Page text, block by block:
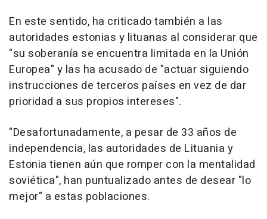
En este sentido, ha criticado también a las
autoridades estonias y lituanas al considerar que
"su soberanía se encuentra limitada en la Unión
Europea" y las ha acusado de "actuar siguiendo
instrucciones de terceros países en vez de dar
prioridad a sus propios intereses".
"Desafortunadamente, a pesar de 33 años de
independencia, las autoridades de Lituania y
Estonia tienen aún que romper con la mentalidad
soviética", han puntualizado antes de desear "lo
mejor" a estas poblaciones.